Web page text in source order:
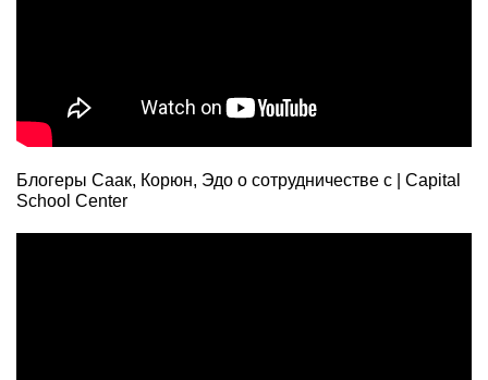
Блогеры Саак, Корюн, Эдо о сотрудничестве с | Capital
School Center